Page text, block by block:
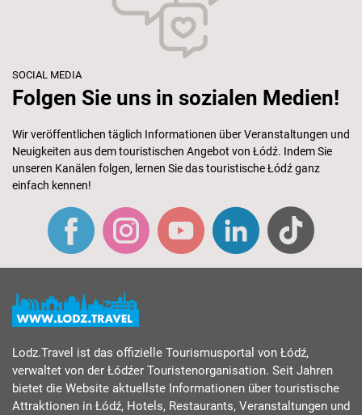
SOCIAL MEDIA
Folgen Sie uns in sozialen Medien!
Wir veröffentlichen täglich Informationen über Veranstaltungen und
Neuigkeiten aus dem touristischen Angebot von Łódź. Indem Sie
unseren Kanälen folgen, lernen Sie das touristische Łódź ganz
einfach kennen!
Lodz.Travel ist das offizielle Tourismusportal von Łódź,
verwaltet von der Łódźer Touristenorganisation. Seit Jahren
bietet die Website aktuellste Informationen über touristische
Attraktionen in Łódź, Hotels, Restaurants, Veranstaltungen und